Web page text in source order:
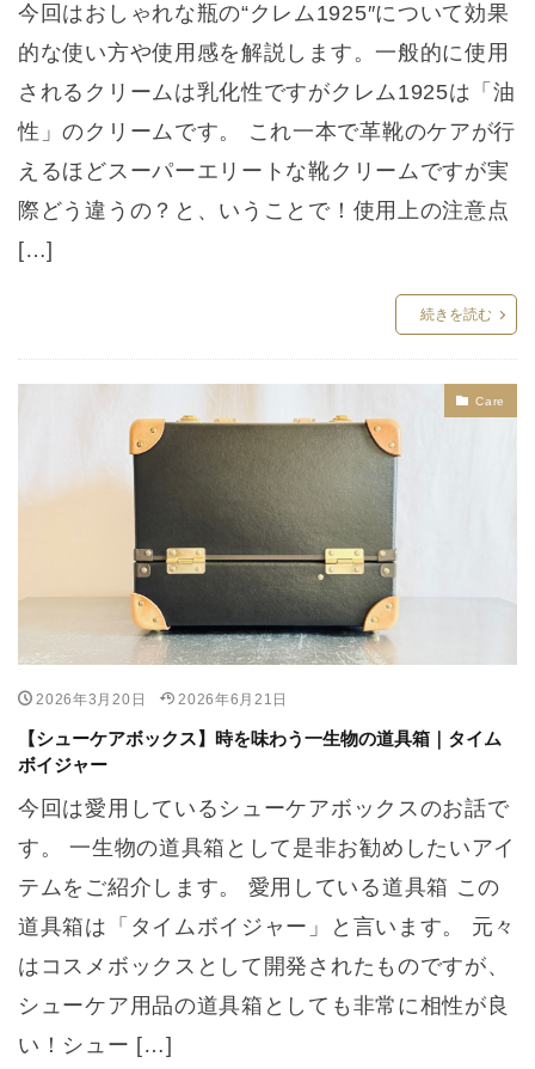
今回はおしゃれな瓶の“クレム1925″について効果
的な使い方や使用感を解説します。一般的に使用
されるクリームは乳化性ですがクレム1925は「油
性」のクリームです。 これ一本で革靴のケアが行
えるほどスーパーエリートな靴クリームですが実
際どう違うの？と、いうことで！使用上の注意点
[…]
続きを読む
Care
2026年3月20日 2026年6月21日
【シューケアボックス】時を味わう一生物の道具箱｜タイム
ボイジャー
今回は愛用しているシューケアボックスのお話で
す。 一生物の道具箱として是非お勧めしたいアイ
テムをご紹介します。 愛用している道具箱 この
道具箱は「タイムボイジャー」と言います。 元々
はコスメボックスとして開発されたものですが、
シューケア用品の道具箱としても非常に相性が良
い！シュー […]